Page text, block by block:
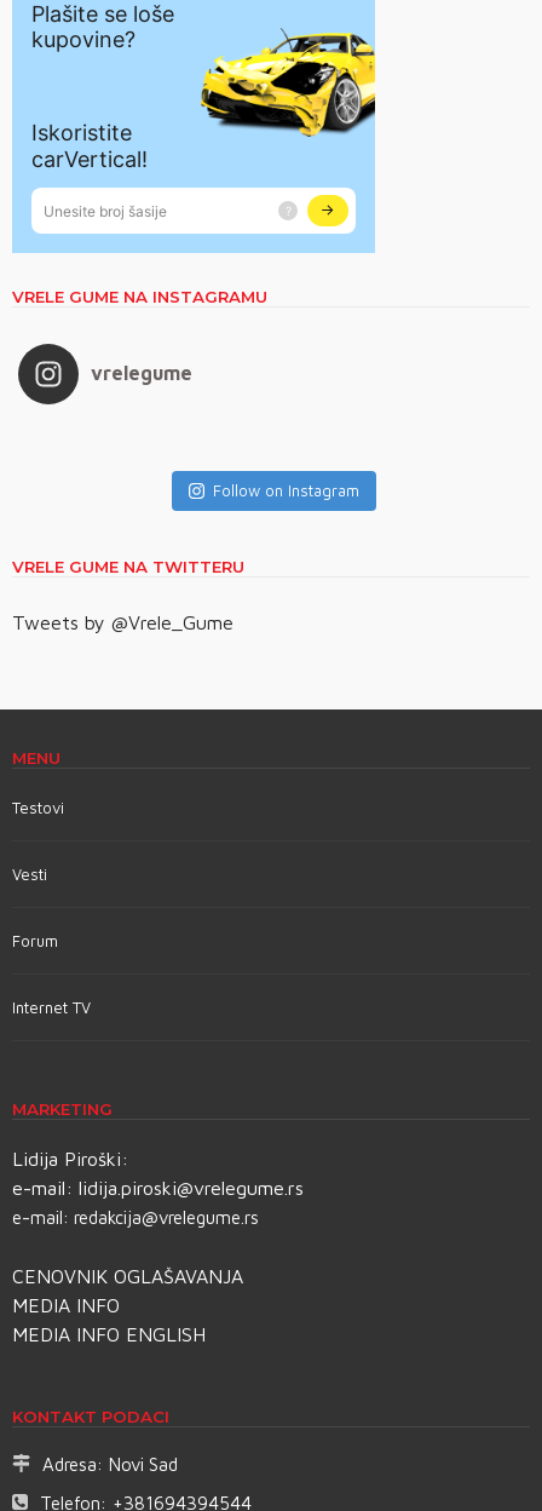
VRELE GUME NA INSTAGRAMU
vrelegume
Follow on Instagram
VRELE GUME NA TWITTERU
Tweets by @Vrele_Gume
MENU
Testovi
Vesti
Forum
Internet TV
MARKETING
Lidija Piroški:
e-mail: lidija.piroski@vrelegume.rs
e-mail: redakcija@vrelegume.rs
CENOVNIK OGLAŠAVANJA
MEDIA INFO
MEDIA INFO ENGLISH
KONTAKT PODACI
Adresa: Novi Sad
Telefon: +381694394544